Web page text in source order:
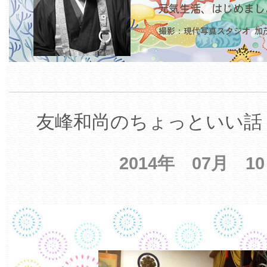
友峰和尚のちょっといい
2014年 07月